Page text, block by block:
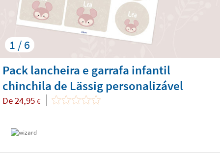
1 / 6
Pack lancheira e garrafa infantil
chinchila de Lässig personalizável
De24,95 €